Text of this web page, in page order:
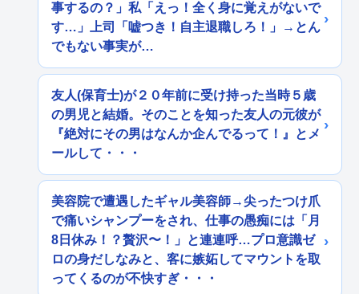
事するの？」私「えっ！全く身に覚えがないで
す…」上司「嘘つき！自主退職しろ！」→とん
でもない事実が…
友人(保育士)が２０年前に受け持った当時５歳
の男児と結婚。そのことを知った友人の元彼が
『絶対にその男はなんか企んでるって！』とメ
ールして・・・
美容院で遭遇したギャル美容師→尖ったつけ爪
で痛いシャンプーをされ、仕事の愚痴には「月
8日休み！？贅沢〜！」と連連呼…プロ意識ゼ
ロの身だしなみと、客に嫉妬してマウントを取
ってくるのが不快すぎ・・・